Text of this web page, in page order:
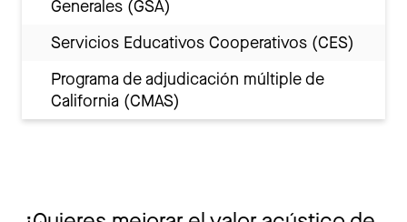
Generales (GSA)
Servicios Educativos Cooperativos (CES)
Programa de adjudicación múltiple de
California (CMAS)